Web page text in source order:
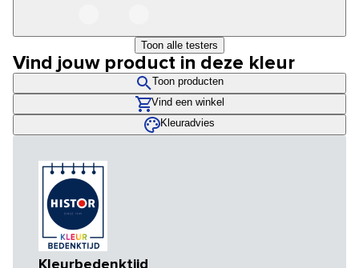
Toon alle testers
Vind jouw product in deze kleur
Toon producten
Vind een winkel
Kleuradvies
Kleurbedenktijd